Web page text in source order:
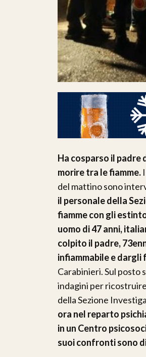
Ha cosparso il padre
morire tra le fiamme.
del mattino sono
il personale della
fiamme con gli
uomo di 47 anni,
colpito il padre,
infiammabile e
Carabinieri. Sul posto
indagini per
della Sezione
ora nel reparto
in un Centro
suoi confronti sono